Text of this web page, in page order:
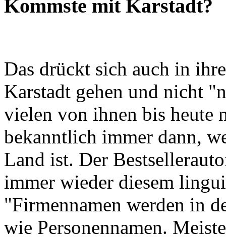
Kommste mit Karstadt?
Das drückt sich auch in
Karstadt gehen und nicht
vielen von ihnen bis heute
bekanntlich immer dann,
Land ist. Der
immer wieder diesem
"Firmennamen werden in
wie Personennamen.